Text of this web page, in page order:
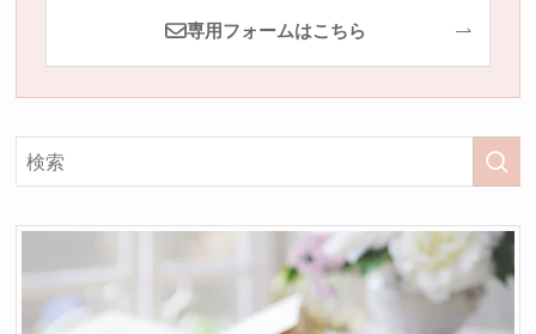
専用フォームはこちら